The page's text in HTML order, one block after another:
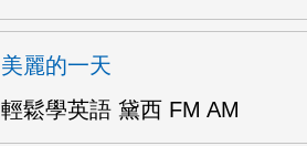
美麗的一天
輕鬆學英語 黛西 FM AM